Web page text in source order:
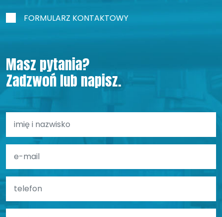
FORMULARZ KONTAKTOWY
Masz pytania?
Zadzwoń lub napisz.